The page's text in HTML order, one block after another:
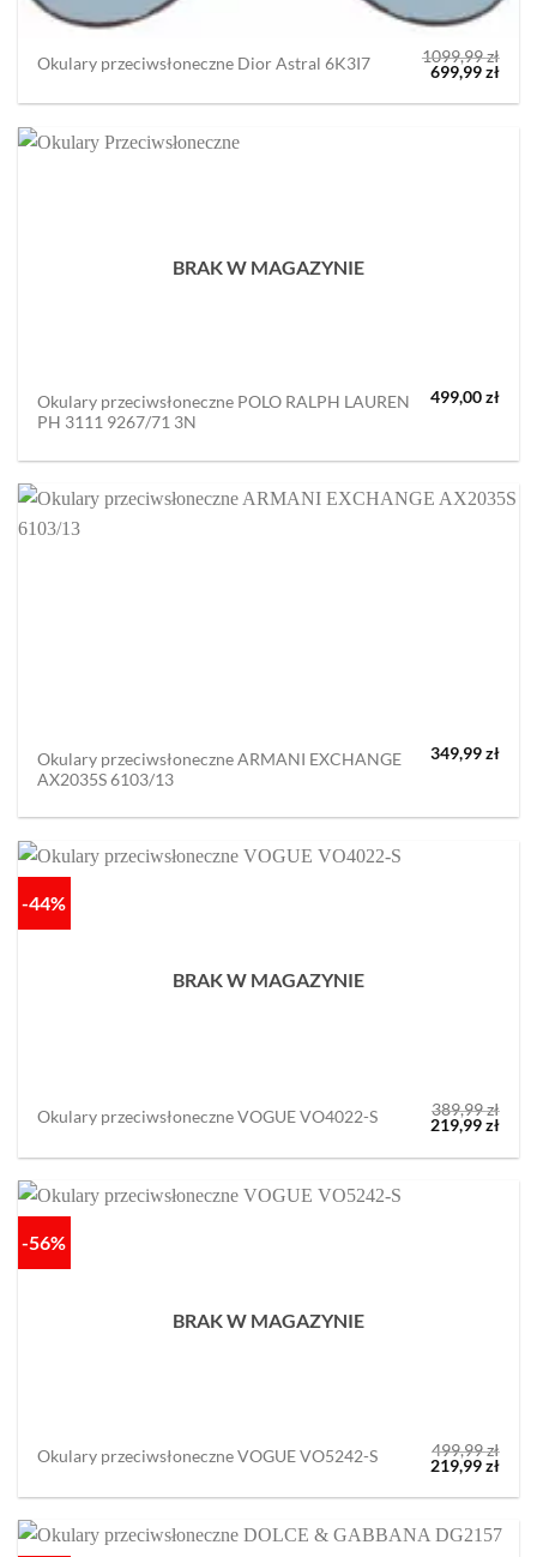
Okulary przeciwsłoneczne Dior Astral 6K3I7 1099,99zł
Pierwotna
cena
wynosiła:
699,99zł
BRAK W MAGAZYNIE
Okulary przeciwsłoneczne POLO RALPH LAUREN
PH 3111 9267/71 3N
499,00zł
Okulary przeciwsłoneczne ARMANI EXCHANGE
AX2035S 6103/13
349,99zł
-44%
BRAK W MAGAZYNIE
Okulary przeciwsłoneczne VOGUE VO4022-S 389,99zł
Pierwotna
cena
wynosiła:
219,99zł
-56%
BRAK W MAGAZYNIE
Okulary przeciwsłoneczne VOGUE VO5242-S 499,99zł
Pierwotna
cena
wynosiła:
219,99zł